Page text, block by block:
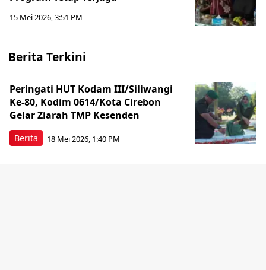
15 Mei 2026, 3:51 PM
Berita Terkini
Berita
Peringati HUT Kodam III/Siliwangi
Ke-80, Kodim 0614/Kota Cirebon
Gelar Ziarah TMP Kesenden
18 Mei 2026, 1:40 PM